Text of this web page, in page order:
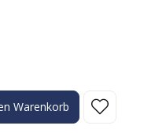
Wert ein oder benutze die
Warenkorb